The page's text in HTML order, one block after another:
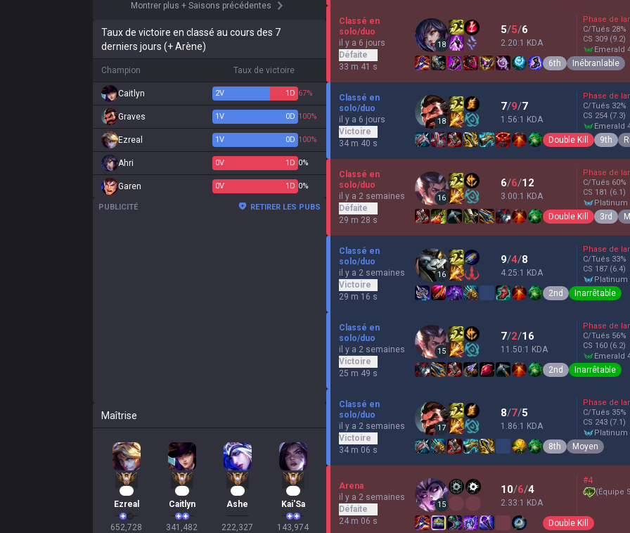
Montrer plus + Saisons précédentes
Taux de victoire en classé au cours des 7
derniers jours (+ Arène)
Champion Taux de victoire
Caitlyn 2V 1 D 67%
Graves 1V 0D 100%
Ezreal 1V 0D 100%
Ahri 0V 1 D 0%
Garen 0V 1 D 0%
PUBLICITÉ RETIRER LES PUBS
Maîtrise
Ezreal
652,728
Caitlyn
341,482
Ashe
222,327
Kai'Sa
143,974
Classé en
solo/duo
il y a 6 jours
Défaite
33 m 41 s
18
5/5/6
2.20:1 KDA
Phase de
C/Tués 28%
CS 309 (9.2)
emerald
6th Inébranlable
Classé en
solo/duo
il y a 6 jours
Victoire
34 m 40 s
18
7/9/7
1.56:1 KDA
Phase de
C/Tués 32%
CS 254 (7.3)
emerald
Double Kill 9th
Classé en
solo/duo
il y a 2 semaines
Défaite
29 m 28 s
16
6/6/12
3.00:1 KDA
Phase de
C/Tués 60%
CS 181 (6.1)
platinum
Double Kill 3rd
Classé en
solo/duo
il y a 2 semaines
Victoire
29 m 16 s
16
9/4/8
4.25:1 KDA
Phase de
C/Tués 33%
CS 187 (6.4)
platinum
2nd Inarrêtable
Classé en
solo/duo
il y a 2 semaines
Victoire
25 m 49 s
15
7/2/16
11.50:1 KDA
Phase de
C/Tués 56%
CS 160 (6.2)
emerald
2nd Inarrêtable
Classé en
solo/duo
il y a 2 semaines
Victoire
34 m 06 s
17
8/7/5
1.86:1 KDA
Phase de
C/Tués 35%
CS 243 (7.1)
platinum
8th Moyen
Arena
il y a 2 semaines
Défaite
24 m 06 s
15
10/6/4
2.33:1 KDA
#4
(Équipe
Double Kill